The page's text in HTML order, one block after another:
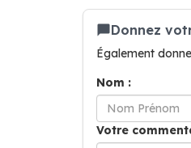
Donnez
Également
Nom :
Votre